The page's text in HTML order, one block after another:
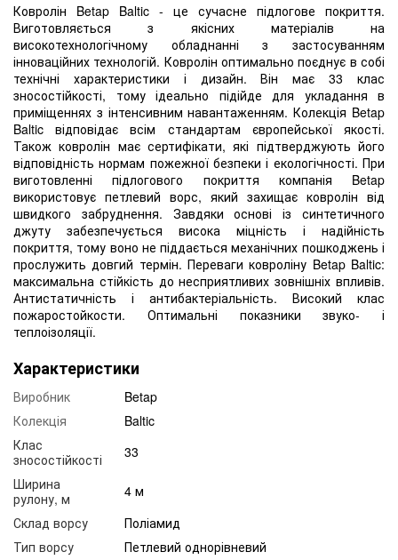
Ковролін Betap Baltic - це сучасне підлогове покриття.
Виготовляється з якісних матеріалів на
високотехнологічному обладнанні з застосуванням
інноваційних технологій. Ковролін оптимально поєднує в собі
технічні характеристики і дизайн. Він має 33 клас
зносостійкості, тому ідеально підійде для укладання в
приміщеннях з інтенсивним навантаженням. Колекція Betap
Baltic відповідає всім стандартам європейської якості.
Також ковролін має сертифікати, які підтверджують його
відповідність нормам пожежної безпеки і екологічності. При
виготовленні підлогового покриття компанія Betap
використовує петлевий ворс, який захищає ковролін від
швидкого забруднення. Завдяки основі із синтетичного
джуту забезпечується висока міцність і надійність
покриття, тому воно не піддається механічних пошкоджень і
прослужить довгий термін. Переваги ковроліну Betap Baltic:
максимальна стійкість до несприятливих зовнішніх впливів.
Антистатичність і антибактеріальність. Високий клас
пожаростойкости. Оптимальні показники звуко- і
теплоізоляції.
Характеристики
Виробник
Betap
Колекція
Baltic
Клас
зносостійкості
33
Ширина
рулону, м
4 м
Склад ворсу
Поліамид
Тип ворсу
Петлевий однорівневий